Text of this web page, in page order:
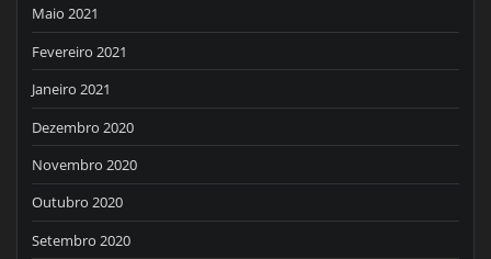
Maio 2021
Fevereiro 2021
Janeiro 2021
Dezembro 2020
Novembro 2020
Outubro 2020
Setembro 2020